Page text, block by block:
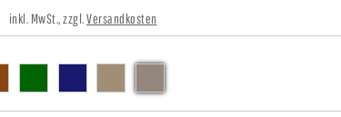
inkl. MwSt., zzgl.Versandkosten